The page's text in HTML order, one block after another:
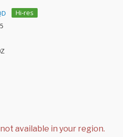
Hi-res